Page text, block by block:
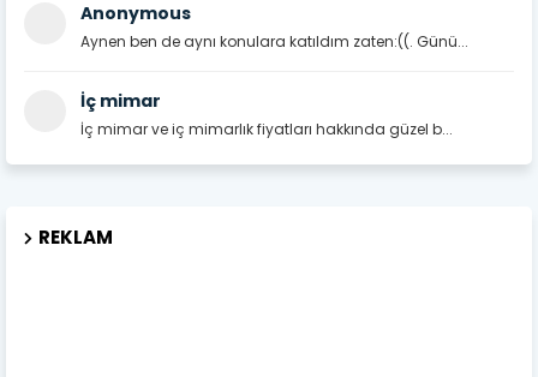
Anonymous
Aynen ben de aynı konulara katıldım zaten:((. Günü...
İç mimar
İç mimar ve iç mimarlık fiyatları hakkında güzel b...
REKLAM